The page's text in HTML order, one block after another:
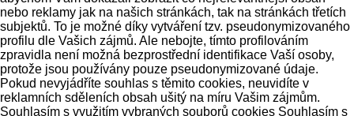
nebo reklamy jak na našich stránkách, tak na stránkách třetích
subjektů. To je možné díky vytváření tzv. pseudonymizovaného
profilu dle Vašich zájmů. Ale nebojte, tímto profilováním
zpravidla není možná bezprostřední identifikace Vaší osoby,
protože jsou používány pouze pseudonymizované údaje.
Pokud nevyjádříte souhlas s těmito cookies, neuvidíte v
reklamních sděleních obsah ušitý na míru Vašim zájmům.
Souhlasím s využitím vybraných souborů cookies Souhlasím s